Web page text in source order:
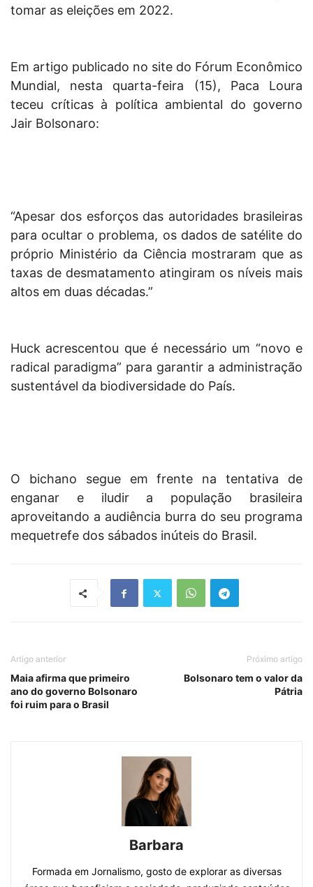
tomar as eleições em 2022.
Em artigo publicado no site do Fórum Econômico
Mundial, nesta quarta-feira (15), Paca Loura
teceu críticas à política ambiental do governo
Jair Bolsonaro:
“Apesar dos esforços das autoridades brasileiras
para ocultar o problema, os dados de satélite do
próprio Ministério da Ciência mostraram que as
taxas de desmatamento atingiram os níveis mais
altos em duas décadas.”
Huck acrescentou que é necessário um “novo e
radical paradigma” para garantir a administração
sustentável da biodiversidade do País.
O bichano segue em frente na tentativa de
enganar e iludir a população brasileira
aproveitando a audiência burra do seu programa
mequetrefe dos sábados inúteis do Brasil.
Artigo anterior
Maia afirma que primeiro
ano do governo Bolsonaro
foi ruim para o Brasil
Próximo artigo
Bolsonaro tem o valor da
Pátria
Barbara
Formada em Jornalismo, gosto de explorar as diversas